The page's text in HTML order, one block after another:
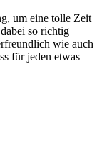
um eine tolle Zeit
so richtig
wie auch
für jeden etwas